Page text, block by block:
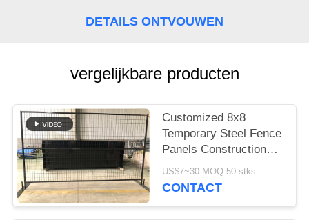
SITEMAP
PRIVACY
DETAILS ONTVOUWEN
vergelijkbare producten
Customized 8x8
Temporary Steel Fence
Panels Construction
protection
US$7~30 MOQ:50 stks
CONTACT